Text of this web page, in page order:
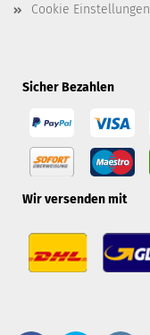
Cookie Einstellungen
Sicher Bezahlen
Wir versenden mit